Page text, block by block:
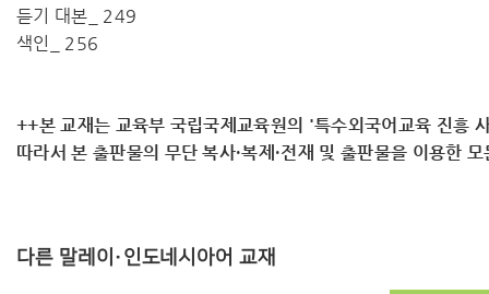
듣기 대본_ 249
색인_ 256
++본 교재는 교육부 국립국제교육원의 '특수외국어교육 진흥
따라서 ​본 출판물의 무단 복사·복제·전재 및 출판물을 이용한
다른 말레이·인도네시아어 교재